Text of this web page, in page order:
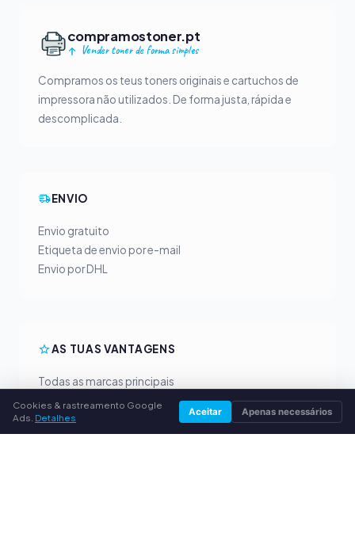
compramostoner.pt
Vender toner de forma simples
Compramos os teus toners originais e cartuchos de
impressora não utilizados. De forma justa, rápida e
descomplicada.
ENVIO
Envio gratuito
Etiqueta de envio por e-mail
Envio por DHL
AS TUAS VANTAGENS
Todas as marcas principais
Preços de compra justos
Pagamento antecipado por PayPal
Aconselhamento personalizado
Cookies & rastreamento Google
Ads. Detalhes Aceitar Apenas necessários